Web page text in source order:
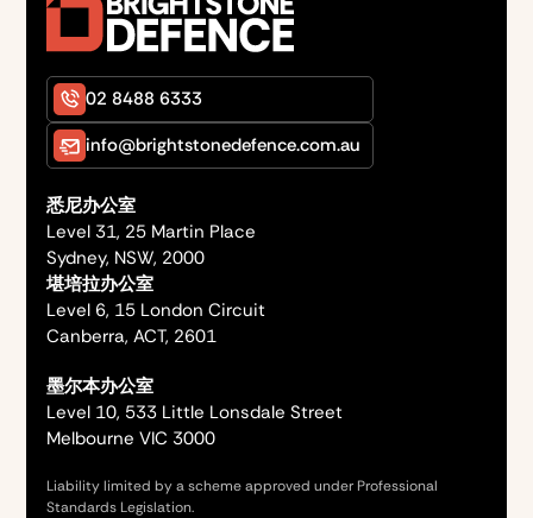
02 8488 6333
info@brightstonedefence.com.au
悉尼办公室
Level 31, 25 Martin Place
Sydney, NSW, 2000
堪培拉办公室
Level 6, 15 London Circuit
Canberra, ACT, 2601
墨尔本办公室
Level 10, 533 Little Lonsdale Street
Melbourne VIC 3000
Liability limited by a scheme approved under Professional
Standards Legislation.